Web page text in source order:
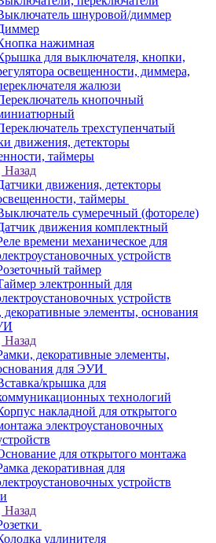
шнуровой/диммер
нажимная
для выключателя, кнопки,
освещенности, диммера,
жалюзи
кнопочный
трехступенчатый
движения, детекторы
таймеры
Назад
движения, детекторы
таймеры
сумеречный (фотореле)
движения комплектный
времени механическое для
устройств
таймер
электронный для
устройств
декоративные элементы, основания
Назад
декоративные элементы,
для ЭУИ
крышка для
технологий
накладной для открытого
электроустановочных
для открытого монтажа
декоративная для
устройств
Назад
удлинителя